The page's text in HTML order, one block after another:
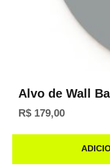
Alvo de Wall
R$179,00